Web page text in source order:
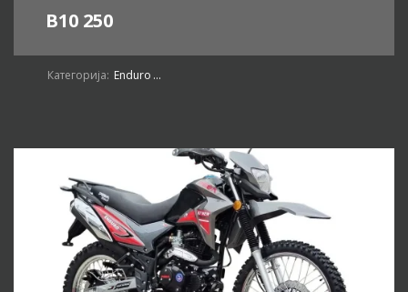
B10 250
Категорија: Enduro ...